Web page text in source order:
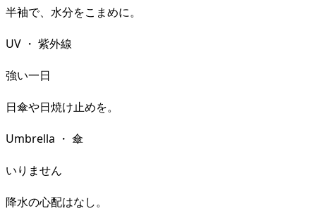
半袖で、水分をこまめに。
UV ・ 紫外線
強い一日
日傘や日焼け止めを。
Umbrella ・ 傘
いりません
降水の心配はなし。